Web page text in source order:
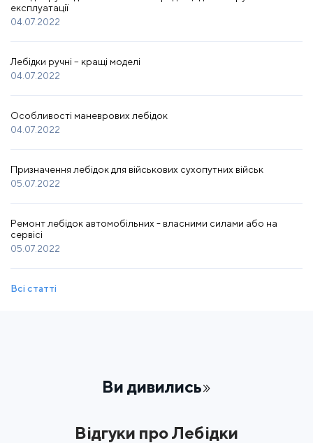
експлуатації
04.07.2022
Лебідки ручні – кращі моделі
04.07.2022
Особливості маневрових лебідок
04.07.2022
Призначення лебідок для військових сухопутних військ
05.07.2022
Ремонт лебідок автомобільних - власними силами або на
сервісі
05.07.2022
Всі статті
Ви дивились
Відгуки про Лебідки